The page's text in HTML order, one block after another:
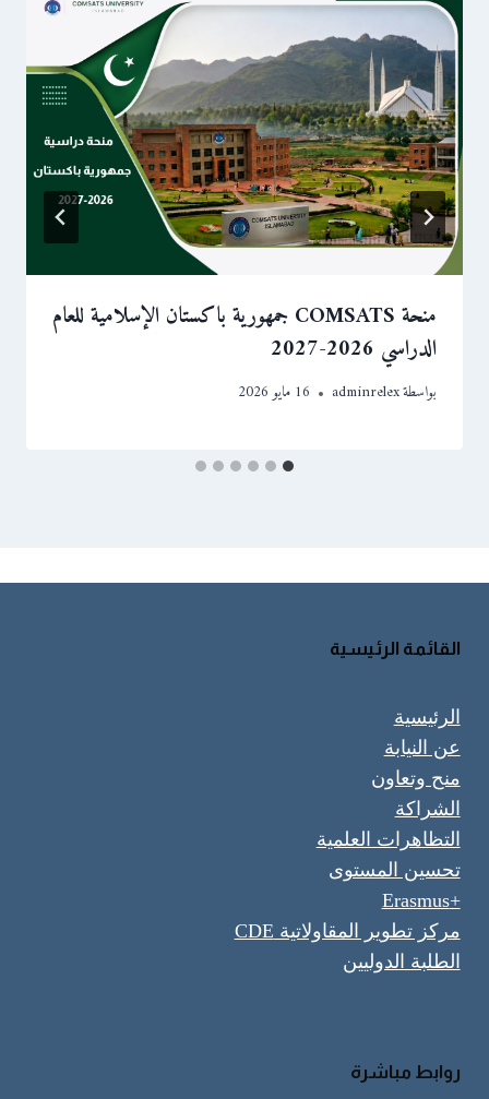
منحة COMSATS جمهورية باكستان الإسلامية للعام
الدراسي 2026-2027
بواسطةadminrelex 16 مايو 2026
القائمة الرئيسية
الرئيسية
عن النيابة
منح وتعاون
الشراكة
التظاهرات العلمية
تحسين المستوى
+Erasmus
مركز تطوير المقاولاتية CDE
الطلبة الدوليين
روابط مباشرة